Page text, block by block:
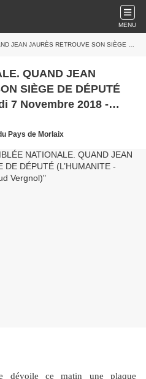
MENU
SIÈGE DE DÉPUTÉ (L’HUMANITE - Mercredi 7 Novembre 2018 - Maud Vergnol)
QUAND JEAN
SIÈGE DE DÉPUTÉ
7 Novembre 2018 -
Pays de Morlaix
dévoile ce matin une plaque